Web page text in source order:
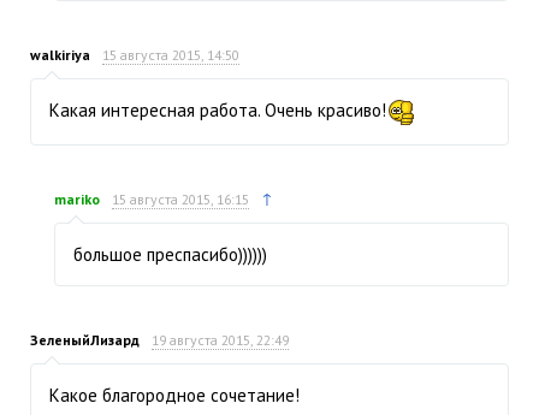
walkiriya 15 августа 2015, 14:50
Какая интересная работа. Очень красиво!
mariko 15 августа 2015, 16:15 ↑
большое преспасибо))))))
ЗеленыйЛизард 19 августа 2015, 22:49
Какое благородное сочетание!